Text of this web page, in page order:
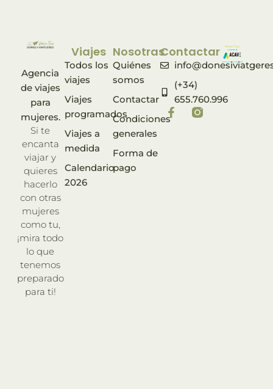
Agencia
de viajes
para
mujeres.
Si te
encanta
viajar y
quieres
hacerlo
con otras
mujeres
como tu,
¡mira todo
lo que
tenemos
preparado
para ti!
Viajes
Todos los
viajes
Viajes
programados
Viajes a
medida
Calendario
2026
Nosotras
Quiénes
somos
Contactar
Condiciones
generales
Forma de
pago
Contactar
(+34)
655.760.996